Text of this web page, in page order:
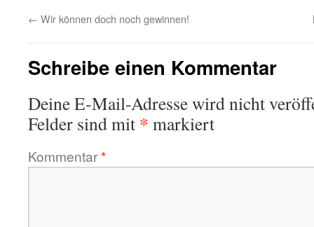
← Wir können doch noch gewinnen!
Schreibe einen Kommentar
Deine E-Mail-Adresse wird nicht
Felder sind mit * markiert
Kommentar*